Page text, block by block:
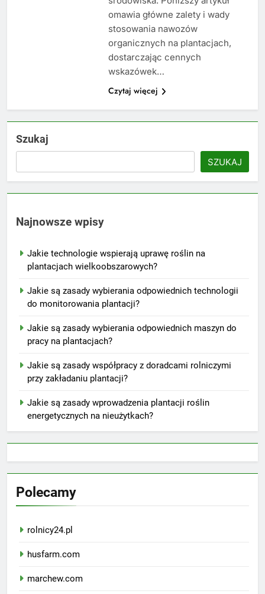
omawia główne zalety i wady
stosowania nawozów
organicznych na plantacjach,
dostarczając cennych
wskazówek…
Czytaj więcej
Szukaj
SZUKAJ
Najnowsze wpisy
Jakie technologie wspierają uprawę roślin na
plantacjach wielkoobszarowych?
Jakie są zasady wybierania odpowiednich technologii
do monitorowania plantacji?
Jakie są zasady wybierania odpowiednich maszyn do
pracy na plantacjach?
Jakie są zasady współpracy z doradcami rolniczymi
przy zakładaniu plantacji?
Jakie są zasady wprowadzenia plantacji roślin
energetycznych na nieużytkach?
Polecamy
rolnicy24.pl
husfarm.com
marchew.com